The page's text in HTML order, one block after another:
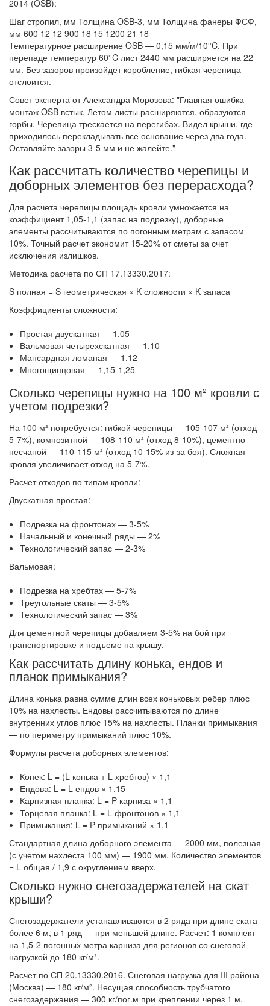
2014 (OSB):
Шаг стропил, мм Толщина OSB-3, мм Толщина фанеры ФСФ,
мм 600 12 12 900 18 15 1200 21 18
Температурное расширение OSB — 0,15 мм/м/10°C. При
перепаде температур 60°C лист 2440 мм расширяется на 22
мм. Без зазоров произойдет коробление, гибкая черепица
отслоится.
Совет эксперта от Александра Морозова: "Главная ошибка —
монтаж OSB встык. Летом листы расширяются, образуются
горбы. Черепица трескается на перегибах. Видел крыши, где
приходилось перекладывать все основание через два года.
Оставляйте зазоры 3-5 мм и не жалейте."
Как рассчитать количество черепицы и
доборных элементов без перерасхода?
Для расчета черепицы площадь кровли умножается на
коэффициент 1,05-1,1 (запас на подрезку), доборные
элементы рассчитываются по погонным метрам с запасом
10%. Точный расчет экономит 15-20% от сметы за счет
исключения излишков.
Методика расчета по СП 17.13330.2017:
S полная = S геометрическая × K сложности × K запаса
Коэффициенты сложности:
Простая двускатная — 1,05
Вальмовая четырехскатная — 1,10
Мансардная ломаная — 1,12
Многощипцовая — 1,15-1,25
Сколько черепицы нужно на 100 м² кровли с
учетом подрезки?
На 100 м² потребуется: гибкой черепицы — 105-107 м² (отход
5-7%), композитной — 108-110 м² (отход 8-10%), цементно-
песчаной — 110-115 м² (отход 10-15% из-за боя). Сложная
кровля увеличивает отход на 5-7%.
Расчет отходов по типам кровли:
Двускатная простая:
Подрезка на фронтонах — 3-5%
Начальный и конечный ряды — 2%
Технологический запас — 2-3%
Вальмовая:
Подрезка на хребтах — 5-7%
Треугольные скаты — 3-5%
Технологический запас — 3%
Для цементной черепицы добавляем 3-5% на бой при
транспортировке и подъеме на крышу.
Как рассчитать длину конька, ендов и
планок примыкания?
Длина конька равна сумме длин всех коньковых ребер плюс
10% на нахлесты. Ендовы рассчитываются по длине
внутренних углов плюс 15% на нахлесты. Планки примыкания
— по периметру примыканий плюс 10%.
Формулы расчета доборных элементов:
Конек: L = (L конька + L хребтов) × 1,1
Ендова: L = L ендов × 1,15
Карнизная планка: L = P карниза × 1,1
Торцевая планка: L = L фронтонов × 1,1
Примыкания: L = P примыканий × 1,1
Стандартная длина доборного элемента — 2000 мм, полезная
(с учетом нахлеста 100 мм) — 1900 мм. Количество элементов
= L общая / 1,9 с округлением вверх.
Сколько нужно снегозадержателей на скат
крыши?
Снегозадержатели устанавливаются в 2 ряда при длине ската
более 6 м, в 1 ряд — при меньшей длине. Расчет: 1 комплект
на 1,5-2 погонных метра карниза для регионов со снеговой
нагрузкой до 180 кг/м².
Расчет по СП 20.13330.2016. Снеговая нагрузка для III района
(Москва) — 180 кг/м². Несущая способность трубчатого
снегозадержания — 300 кг/пог.м при креплении через 1 м.